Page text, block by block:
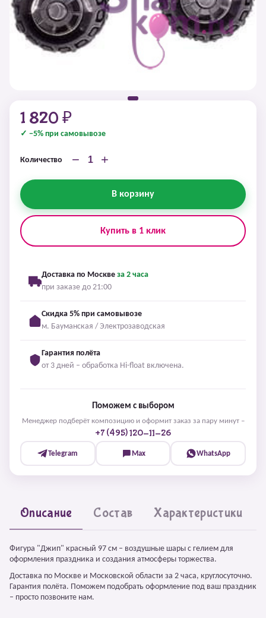
1 820 ₽
✓ −5% при самовывозе
Количество − +
В корзину
Купить в 1 клик
Доставка по Москве за 2 часа
при заказе до 21:00
Скидка 5% при самовывозе
м. Бауманская / Электрозаводская
Гарантия полёта
от 3 дней – обработка Hi-float включена.
Поможем с выбором
Менеджер подберёт композицию и оформит заказ за пару минут –
+7 (495) 120-11-26
Telegram Max WhatsApp
Описание Состав Характеристики
Фигура "Джип" красный 97 см – воздушные шары с гелием для
оформления праздника и создания атмосферы торжества.
Доставка по Москве и Московской области за 2 часа, круглосуточно.
Гарантия полёта. Поможем подобрать оформление под ваш праздник
– просто позвоните нам.